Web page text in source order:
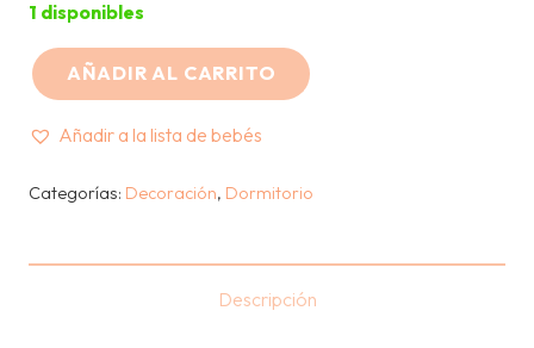
S/119.00.S/109.00.
1 disponibles
IMAGEN
LAMPARA
AÑADIR AL CARRITO
Añadir a la lista de bebés
Categorías: Decoración, Dormitorio
Descripción